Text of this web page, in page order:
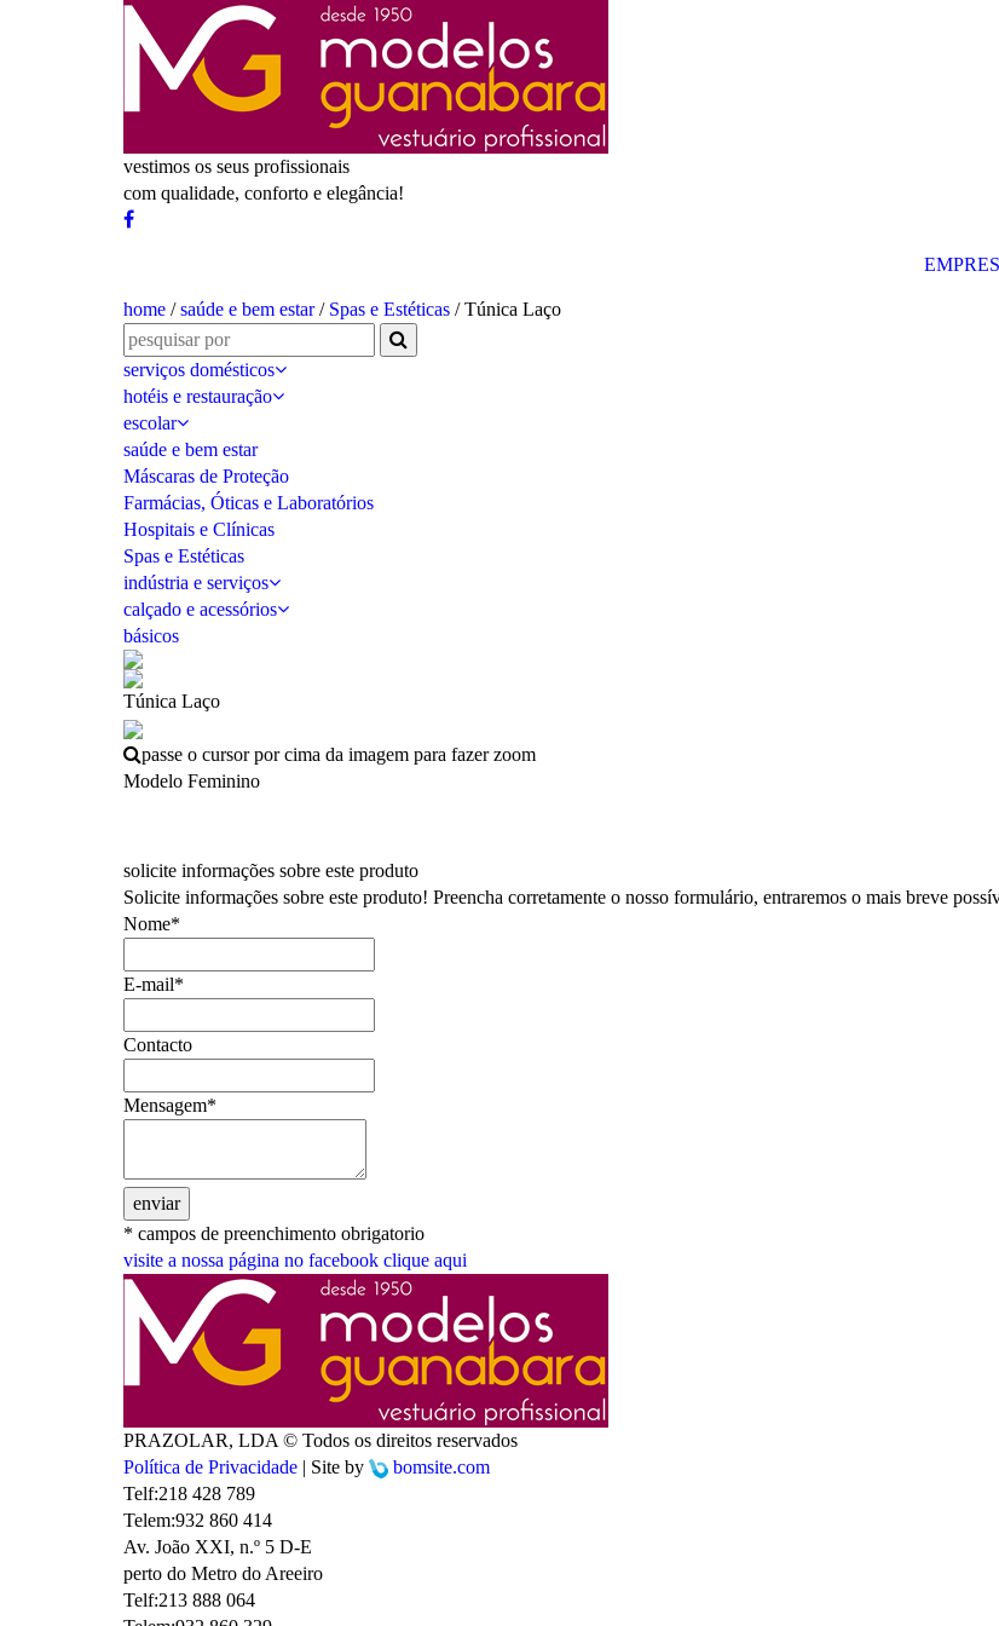
vestimos os seus profissionais
com qualidade, conforto e elegância!
home /saúde e bem estar/ Spas e Estéticas / Túnica Laço
serviços domésticos
hotéis e restauração
escolar
saúde e bem estar
Máscaras de Proteção
Farmácias, Óticas e Laboratórios
Hospitais e Clínicas
Spas e Estéticas
indústria e serviços
calçado e acessórios
básicos
Túnica Laço
passe o cursor por cima da imagem para fazer zoom
Modelo Feminino
solicite informações sobre este produto
Solicite informações sobre este produto! Preencha corretamente o nosso formulário, entraremos o mais breve
Nome*
E-mail*
Contacto
Mensagem*
enviar
* campos de preenchimento obrigatorio
visite a nossa página no facebook clique aqui
PRAZOLAR, LDA © Todos os direitos reservados
Política de Privacidade | Site by
bomsite.com
Telf:218 428 789
Telem:932 860 414
Av. João XXI, n.º 5 D-E
perto do Metro do Areeiro
Telf:213 888 064